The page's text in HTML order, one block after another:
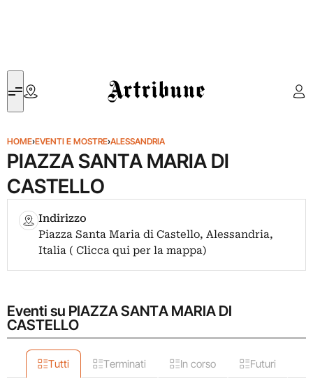
Artribune
HOME›EVENTI E MOSTRE›ALESSANDRIA
PIAZZA SANTA MARIA DI
CASTELLO
Indirizzo
Piazza Santa Maria di Castello, Alessandria,
Italia ( Clicca qui per la mappa)
Eventi su PIAZZA SANTA MARIA DI
CASTELLO
Tutti Terminati In corso Futuri